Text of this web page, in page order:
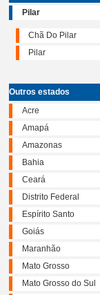
Pilar
Chã Do Pilar
Pilar
Outros estados
Acre
Amapá
Amazonas
Bahia
Ceará
Distrito Federal
Espírito Santo
Goiás
Maranhão
Mato Grosso
Mato Grosso do Sul